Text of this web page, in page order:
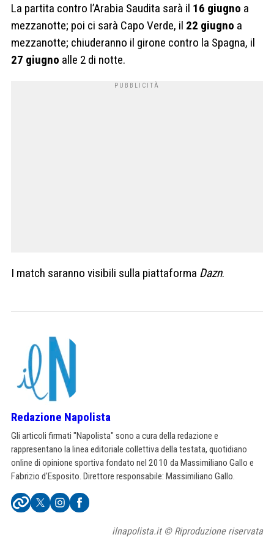
La partita contro l’Arabia Saudita sarà il 16 giugno a
mezzanotte; poi ci sarà Capo Verde, il 22 giugno a
mezzanotte; chiuderanno il girone contro la Spagna, il
27 giugno alle 2 di notte.
I match saranno visibili sulla piattaforma Dazn.
Redazione Napolista
Gli articoli firmati "Napolista" sono a cura della redazione e
rappresentano la linea editoriale collettiva della testata, quotidiano
online di opinione sportiva fondato nel 2010 da Massimiliano Gallo e
Fabrizio d'Esposito. Direttore responsabile: Massimiliano Gallo.
ilnapolista.it © Riproduzione riservata